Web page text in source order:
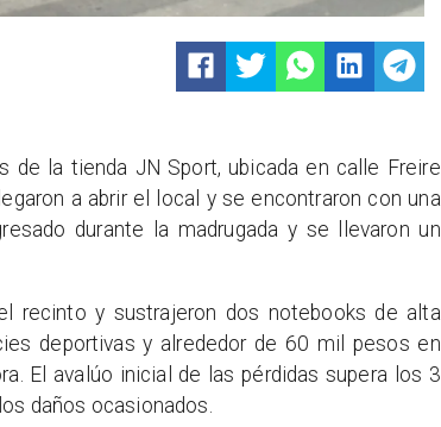
de la tienda JN Sport, ubicada en calle Freire
a abrir el local y se encontraron con una
durante la madrugada y se llevaron un
recinto y sustrajeron dos notebooks de alta
deportivas y alrededor de 60 mil pesos en
El avalúo inicial de las pérdidas supera los 3
daños ocasionados.